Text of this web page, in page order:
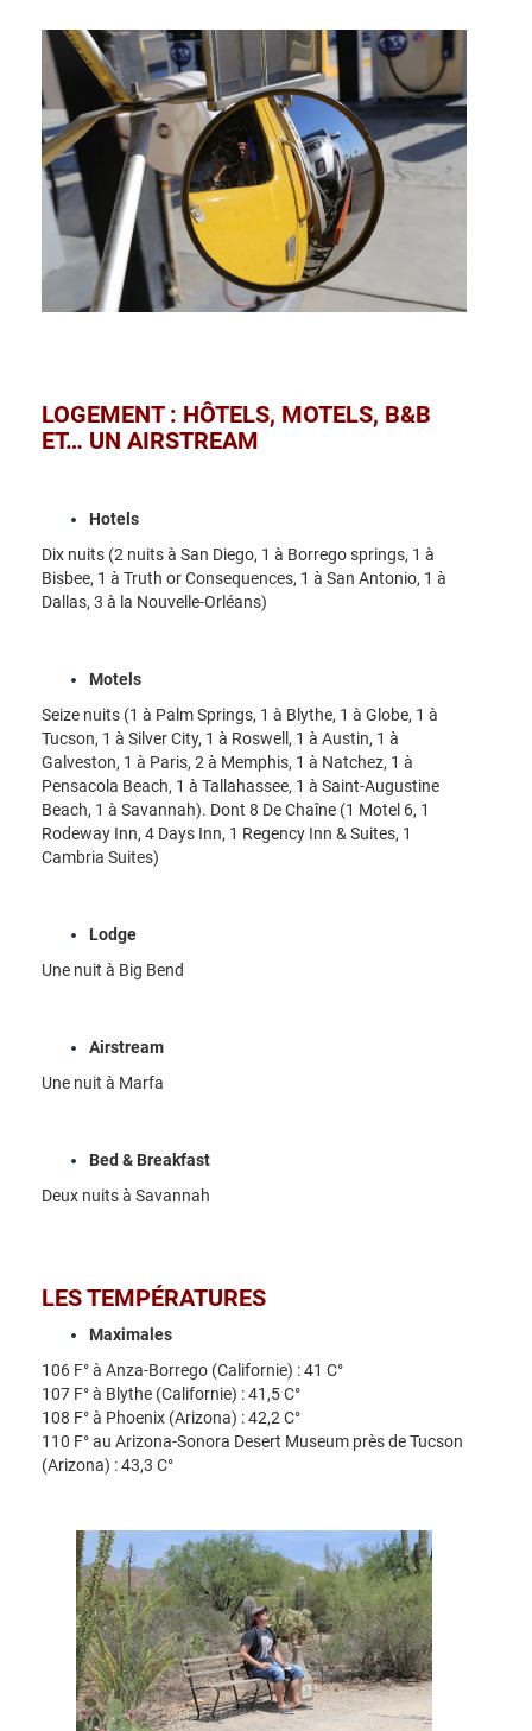
LOGEMENT : HÔTELS, MOTELS, B&B
ET… UN AIRSTREAM
Hotels
Dix nuits (2 nuits à San Diego, 1 à Borrego springs, 1 à
Bisbee, 1 à Truth or Consequences, 1 à San Antonio, 1 à
Dallas, 3 à la Nouvelle-Orléans)
Motels
Seize nuits (1 à Palm Springs, 1 à Blythe, 1 à Globe, 1 à
Tucson, 1 à Silver City, 1 à Roswell, 1 à Austin, 1 à
Galveston, 1 à Paris, 2 à Memphis, 1 à Natchez, 1 à
Pensacola Beach, 1 à Tallahassee, 1 à Saint-Augustine
Beach, 1 à Savannah). Dont 8 De Chaîne (1 Motel 6, 1
Rodeway Inn, 4 Days Inn, 1 Regency Inn & Suites, 1
Cambria Suites)
Lodge
Une nuit à Big Bend
Airstream
Une nuit à Marfa
Bed & Breakfast
Deux nuits à Savannah
LES TEMPÉRATURES
Maximales
106 F° à Anza-Borrego (Californie) : 41 C°
107 F° à Blythe (Californie) : 41,5 C°
108 F° à Phoenix (Arizona) : 42,2 C°
110 F° au Arizona-Sonora Desert Museum près de Tucson
(Arizona) : 43,3 C°